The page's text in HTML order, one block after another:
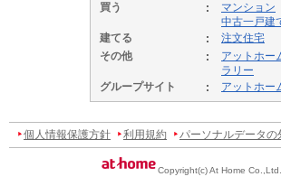
買う
マンション
中古一戸建
建てる
注文住宅
その他
アットホー
ラリー
グループサイト
アットホー
個人情報保護方針 利用規約 パーソナルデータ
Copyright(c) At Home Co.,Ltd.